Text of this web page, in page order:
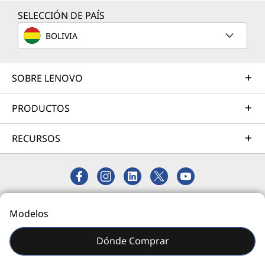
Servicios de Implementación
ayudaremos a simplificar la implementación de nuevas
Más información
Servicios de Asistencia
Proteja su inversión en TI. Nuestros expertos están
día: 24/7/365.
Más información
SELECCIÓN DE PAÍS
BOLIVIA
SOBRE LENOVO
PRODUCTOS
RECURSOS
Modelos
Dónde Comprar